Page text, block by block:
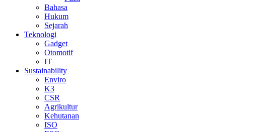
Bahasa
Hukum
Sejarah
Teknologi
Gadget
Otomotif
IT
Sustainability
Enviro
K3
CSR
Agrikultur
Kehutanan
ISO